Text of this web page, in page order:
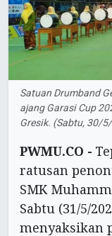
Satuan Drumband
ajang Garasi Cup
Gresik. (Sabtu, 30/
PWMU.CO -
ratusan
SMK
Sabtu (31/5/
menyaksikan